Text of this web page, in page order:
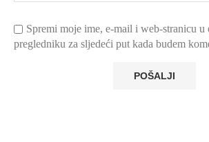
Spremi moje ime, e-mail i web-stranicu u
pregledniku za sljedeći put kada budem